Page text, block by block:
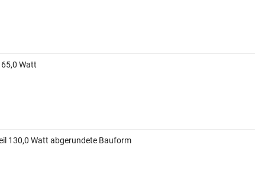
Watt
130,0 Watt abgerundete Bauform